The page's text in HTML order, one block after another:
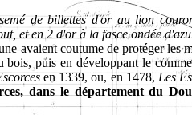
de billettes d'or au lion
et en 2 d'or à la fasce ondée
avaient coutume de protéger les
puis en développant le
en 1339, ou, en 1478, Les
dans le département du